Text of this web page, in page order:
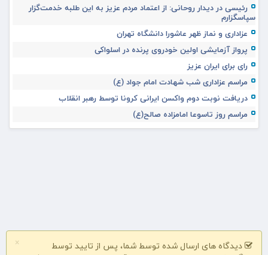
رئیسی در دیدار روحانی: از اعتماد مردم عزیز به این طلبه خدمت‌گزار
سپاسگزارم
عزاداری و نماز ظهر عاشورا دانشگاه تهران
پرواز آزمایشی اولین خودروی پرنده در اسلواکی
رای برای ایران عزیز
مراسم عزاداری شب شهادت امام جواد (ع)
دریافت نوبت دوم واکسن ایرانی کرونا توسط رهبر انقلاب
مراسم روز تاسوعا امامزاده صالح(ع)
×
دیدگاه های ارسال شده توسط شما، پس از تایید توسط